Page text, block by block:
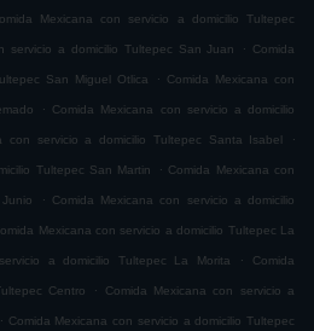
Mexicana con servicio a domicilio Tultepec
servicio a domicilio Tultepec San Juan . Comida
San Miguel Otlica . Comida Mexicana con
. Comida Mexicana con servicio a domicilio
con servicio a domicilio Tultepec Santa Isabel .
Tultepec San Martin . Comida Mexicana con
. Comida Mexicana con servicio a domicilio
Mexicana con servicio a domicilio Tultepec La
a domicilio Tultepec La Morita . Comida
Centro . Comida Mexicana con servicio a
. Comida Mexicana con servicio a domicilio Tultepec